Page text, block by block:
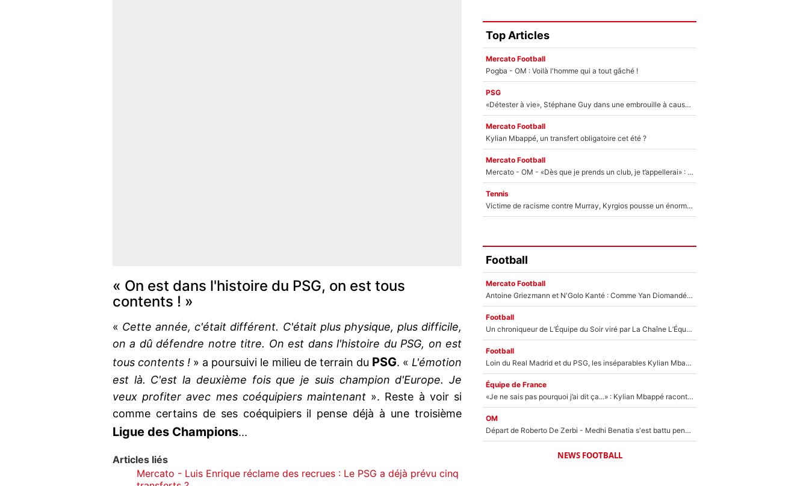
« On est dans l'histoire du PSG, on est tous
contents ! »
« Cette année, c'était différent. C'était plus physique, plus difficile,
on a dû défendre notre titre. On est dans l'histoire du PSG, on est
tous contents ! » a poursuivi le milieu de terrain du PSG. « L'émotion
est là. C'est la deuxième fois que je suis champion d'Europe. Je
veux profiter avec mes coéquipiers maintenant ». Reste à voir si
comme certains de ses coéquipiers il pense déjà à une troisième
Ligue des Champions...
Articles liés
Mercato - Luis Enrique réclame des recrues : Le PSG a déjà prévu cinq
Top Articles
Mercato Football
Pogba - OM : Voilà l'homme qui a tout gâché !
PSG
«Détester à vie», Stéphane Guy dans une embrouille à cause du PSG !
Mercato Football
Kylian Mbappé, un transfert obligatoire cet été ?
Mercato Football
Mercato - OM - «Dès que je prends un club, je t’appellerai» : La promesse de Marcelino au moment de claquer la porte
Tennis
Victime de racisme contre Murray, Kyrgios pousse un énorme coup de gueule !
Football
Mercato Football
Antoine Griezmann et N'Golo Kanté : Comme Yan Diomandé, les deux champions du monde ont refusé de signer au PSG !
Football
Un chroniqueur de L’Équipe du Soir viré par La Chaîne L’Équipe : Même Olivier Ménard n’avait pas pu empêcher son départ, «je l’ai appris sur Twitter, je l’ai vécu assez mal»
Football
Loin du Real Madrid et du PSG, les inséparables Kylian Mbappé et Achraf Hakimi changent d'équipe le temps d'une journée !
Équipe de France
«Je ne sais pas pourquoi j’ai dit ça...» : Kylian Mbappé raconte sa première rencontre avec Zinédine Zidane (et c’est très drôle)
OM
Départ de Roberto De Zerbi - Medhi Benatia s'est battu pendant six mois pour le retenir à l'OM, le PSG a été le naufrage de trop : «Je pars avec toi»
NEWS FOOTBALL